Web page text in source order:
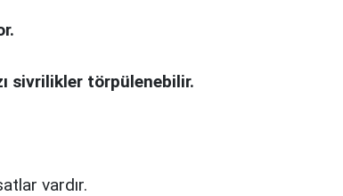
sivrilikler törpülenebilir.
vardır.